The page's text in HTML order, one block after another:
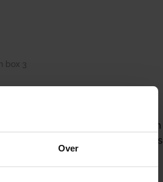
Over
box 3
omdat haar box 3-vermogen
vooruitbetaalde zorgpremies als